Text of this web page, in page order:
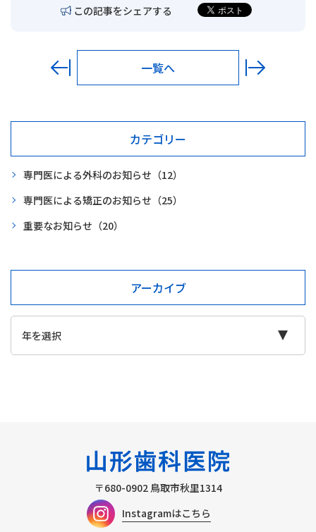
この記事をシェアする
一覧へ
カテゴリー
専門医による外科のお知らせ （12）
専門医による矯正のお知らせ （25）
重要なお知らせ （20）
アーカイブ
〒680-0902 鳥取市秋里1314
Instagramはこちら